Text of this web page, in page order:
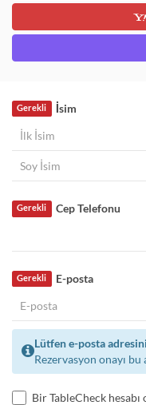
İsim
Gerekli
Cep Telefonu
Gerekli
E-posta
Gerekli
Lütfen e-posta
Rezervasyon onayı
Bir TableCheck